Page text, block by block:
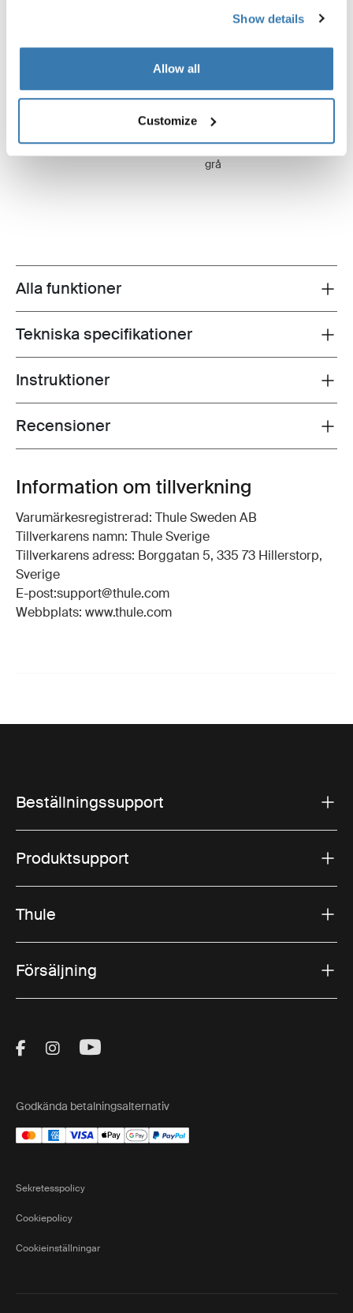
Show details
Allow all
Customize
12 VDC-motorsats markis vit
Thule Omnistor 6300
12 VDC motorkit markis
grå
Toggle features
Alla funktioner
Toggle techspec
Tekniska specifikationer
Toggle guides and instructions
Instruktioner
Toggle overview
Recensioner
Information om tillverkning
Varumärkesregistrerad: Thule Sweden AB
Tillverkarens namn: Thule Sverige
Tillverkarens adress: Borggatan 5, 335 73 Hillerstorp,
Sverige
E-post:support@thule.com
Webbplats: www.thule.com
Beställningssupport
Produktsupport
Thule
Försäljning
Visit Thule on Facebook (external link)
Visit Thule on Instagram (external link)
Visit Thule on Youtube (external
Godkända betalningsalternativ
Sekretesspolicy
Cookiepolicy
Cookieinställningar